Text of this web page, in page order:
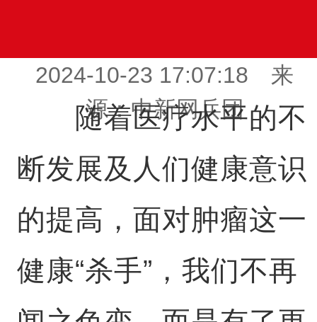
2024-10-23 17:07:18 来
源：中新网兵团
随着医疗水平的不
断发展及人们健康意识
的提高，面对肿瘤这一
健康“杀手”，我们不再